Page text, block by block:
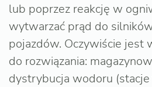
lub poprzez reakcję w
wytwarzać prąd do
pojazdów. Oczywiście jest
do rozwiązania:
dystrybucja wodoru